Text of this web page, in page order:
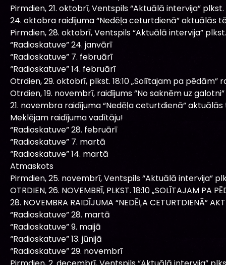
Pirmdien, 21. oktobrī, Ventspils “Aktuālā intervija” plkst.
24. oktobra raidījuma “Nedēļa ceturtdienā” aktuālās
Pirmdien, 28. oktobrī, Ventspils “Aktuālā intervija” plkst.
“Radioskatuve” 24. janvārī
“Radioskatuve” 7. februārī
“Radioskatuve” 14. februārī
Otrdien, 29. oktobrī, plkst. 18:10 „Solītajam pa pēdām”
Otrdien, 19. novembrī, raidījums ”No saknēm uz galotni”
21. novembra raidījuma “Nedēļa ceturtdienā” aktuālās
Meklējam raidījuma vadītāju!
“Radioskatuve” 28. februārī
“Radioskatuve” 7. martā
“Radioskatuve” 14. martā
Atmaskots
Pirmdien, 25. novembrī, Ventspils “Aktuālā intervija”
OTRDIEN, 26. NOVEMBRĪ, PLKST. 18:10 „SOLĪTAJAM PA
28. NOVEMBRA RAIDĪJUMA “NEDĒĻA CETURTDIENĀ”
“Radioskatuve” 28. martā
“Radioskatuve” 9. maijā
“Radioskatuve” 13. jūnijā
“Radioskatuve” 29. novembrī